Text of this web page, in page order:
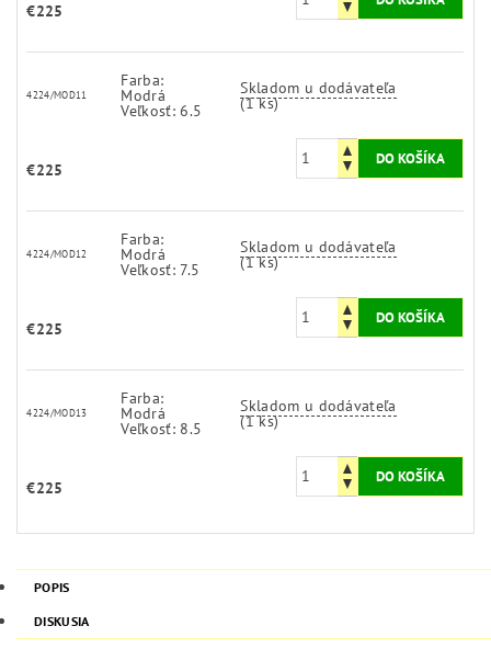
€225
4224/MOD11
Farba:
Modrá
Veľkosť: 6.5
Skladom u dodávateľa
(1 ks)
€225
4224/MOD12
Farba:
Modrá
Veľkosť: 7.5
Skladom u dodávateľa
(1 ks)
€225
4224/MOD13
Farba:
Modrá
Veľkosť: 8.5
Skladom u dodávateľa
(1 ks)
€225
POPIS
DISKUSIA